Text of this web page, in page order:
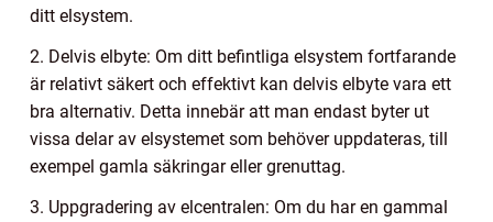
ditt elsystem.
2. Delvis elbyte: Om ditt befintliga elsystem fortfarande
är relativt säkert och effektivt kan delvis elbyte vara ett
bra alternativ. Detta innebär att man endast byter ut
vissa delar av elsystemet som behöver uppdateras, till
exempel gamla säkringar eller grenuttag.
3. Uppgradering av elcentralen: Om du har en gammal